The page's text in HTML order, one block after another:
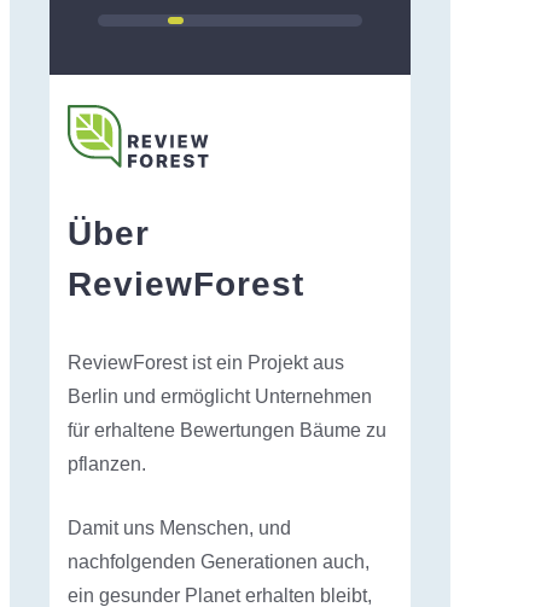
Über
ReviewForest
ReviewForest ist ein Projekt aus
Berlin und ermöglicht Unternehmen
für erhaltene Bewertungen Bäume zu
pflanzen.
Damit uns Menschen, und
nachfolgenden Generationen auch,
ein gesunder Planet erhalten bleibt,